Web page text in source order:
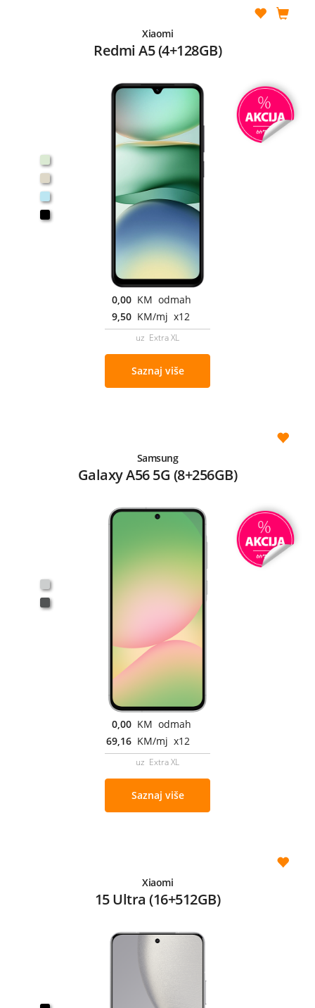
Xiaomi
Redmi A5 (4+128GB)
0,00 KM odmah
9,50 KM/mj x12
uz Extra XL
Saznaj više
Samsung
Galaxy A56 5G (8+256GB)
0,00 KM odmah
69,16 KM/mj x12
uz Extra XL
Saznaj više
Xiaomi
15 Ultra (16+512GB)